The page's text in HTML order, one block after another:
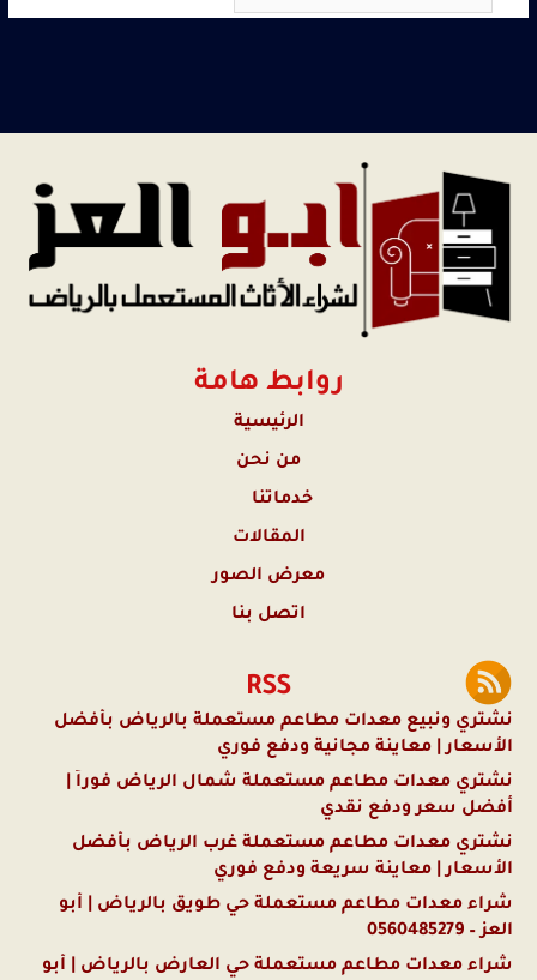
روابط هامة
الرئيسية
من نحن
خدماتنا
المقالات
معرض الصور
اتصل بنا
RSS
نشتري ونبيع معدات مطاعم مستعملة بالرياض بأفضل
الأسعار | معاينة مجانية ودفع فوري
نشتري معدات مطاعم مستعملة شمال الرياض فوراً |
أفضل سعر ودفع نقدي
نشتري معدات مطاعم مستعملة غرب الرياض بأفضل
الأسعار | معاينة سريعة ودفع فوري
شراء معدات مطاعم مستعملة حي طويق بالرياض | أبو
العز – 0560485279
شراء معدات مطاعم مستعملة حي العارض بالرياض | أبو